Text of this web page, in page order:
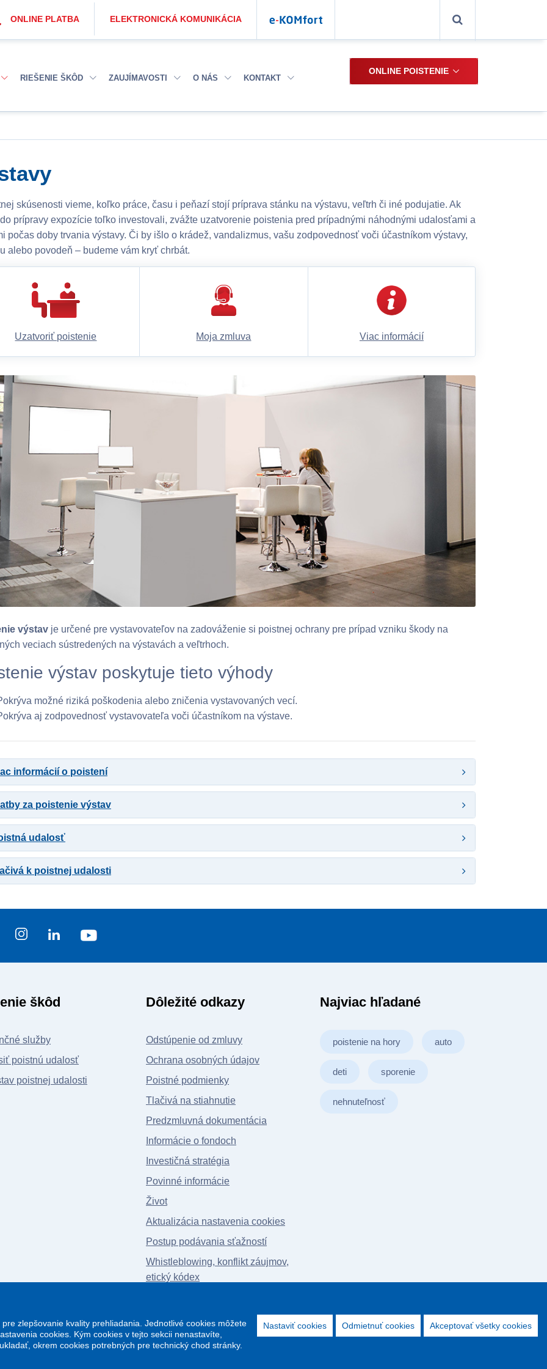
zlepšovanie kvality prehliadania. Jednotlivé cookies môžete
cookies. Kým cookies v tejto sekcii nenastavíte,
okrem cookies potrebných pre technický chod stránky.
Nastaviť cookies Odmietnuť cookies Akceptovať všetky cookies
ONLINE PLATBA ELEKTRONICKÁ KOMUNIKÁCIA
RIEŠENIE ŠKÔD ZAUJÍMAVOSTI O NÁS KONTAKT
ONLINE POISTENIE
skúsenosti vieme, koľko práce, času i peňazí stojí príprava stánku na výstavu, veľtrh či iné podujatie. Ak
prípravy expozície toľko investovali, zvážte uzatvorenie poistenia pred prípadnými náhodnými udalosťami a
počas doby trvania výstavy. Či by išlo o krádež, vandalizmus, vašu zodpovednosť voči účastníkom výstavy,
alebo povodeň – budeme vám kryť chrbát.
Uzatvoriť poistenie Moja zmluva Viac informácií
výstav je určené pre vystavovateľov na zadováženie si poistnej ochrany pre prípad vzniku škody na
veciach sústredených na výstavách a veľtrhoch.
výstav poskytuje tieto výhody
možné riziká poškodenia alebo zničenia vystavovaných vecí.
aj zodpovednosť vystavovateľa voči účastníkom na výstave.
informácií o poistení
za poistenie výstav
udalosť
k poistnej udalosti
škôd
služby
poistnú udalosť
poistnej udalosti
Dôležité odkazy
Odstúpenie od zmluvy
Ochrana osobných údajov
Poistné podmienky
Tlačivá na stiahnutie
Predzmluvná dokumentácia
Informácie o fondoch
Investičná stratégia
Povinné informácie
Život
Aktualizácia nastavenia cookies
Postup podávania sťažností
Whistleblowing, konflikt záujmov,
etický kódex
Najviac hľadané
poistenie na hory auto
deti sporenie
nehnuteľnosť